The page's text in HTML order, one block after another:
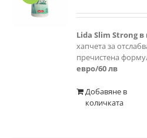
Lida Slim Strong
хапчета за
пречистена
евро/60 лв
Добавяне в
количката